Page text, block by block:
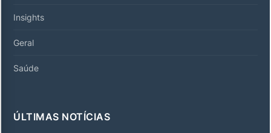
Insights
Geral
Saúde
ÚLTIMAS NOTÍCIAS